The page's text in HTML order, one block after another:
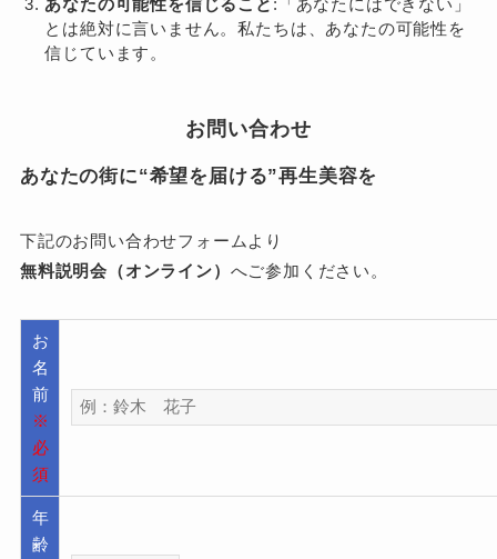
とは絶対に言いません。私たちは、あなたの可能性を
信じています。
お問い合わせ
あなたの街に“希望を届ける”再生美容を
下記のお問い合わせフォームより
無料説明会（オンライン） へご参加ください。
お
名
前
※
必
須
年
齢